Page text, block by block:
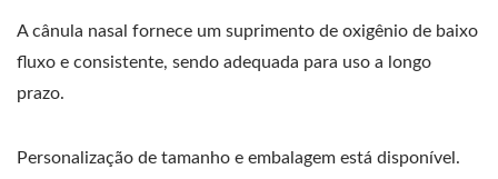
A cânula nasal fornece um suprimento de oxigênio de baixo
fluxo e consistente, sendo adequada para uso a longo
prazo.
Personalização de tamanho e embalagem está disponível.